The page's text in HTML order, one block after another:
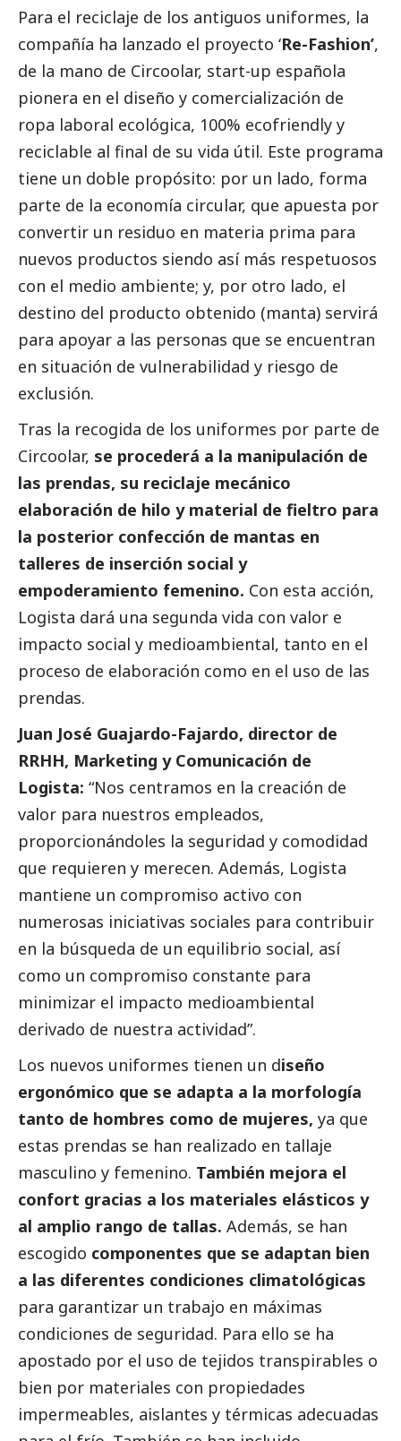
Para el reciclaje de los antiguos uniformes, la
compañía ha lanzado el proyecto ‘Re-Fashion’,
de la mano de Circoolar, start-up española
pionera en el diseño y comercialización de
ropa laboral ecológica, 100% ecofriendly y
reciclable al final de su vida útil. Este programa
tiene un doble propósito: por un lado, forma
parte de la economía circular, que apuesta por
convertir un residuo en materia prima para
nuevos productos siendo así más respetuosos
con el medio ambiente; y, por otro lado, el
destino del producto obtenido (manta) servirá
para apoyar a las personas que se encuentran
en situación de vulnerabilidad y riesgo de
exclusión.
Tras la recogida de los uniformes por parte de
Circoolar, se procederá a la manipulación de
las prendas, su reciclaje mecánico
elaboración de hilo y material de fieltro para
la posterior confección de mantas en
talleres de inserción social y
empoderamiento femenino. Con esta acción,
Logista dará una segunda vida con valor e
impacto social y medioambiental, tanto en el
proceso de elaboración como en el uso de las
prendas.
Juan José Guajardo-Fajardo, director de
RRHH, Marketing y Comunicación de
Logista: “Nos centramos en la creación de
valor para nuestros empleados,
proporcionándoles la seguridad y comodidad
que requieren y merecen. Además, Logista
mantiene un compromiso activo con
numerosas iniciativas sociales para contribuir
en la búsqueda de un equilibrio social, así
como un compromiso constante para
minimizar el impacto medioambiental
derivado de nuestra actividad”.
Los nuevos uniformes tienen un diseño
ergonómico que se adapta a la morfología
tanto de hombres como de mujeres, ya que
estas prendas se han realizado en tallaje
masculino y femenino. También mejora el
confort gracias a los materiales elásticos y
al amplio rango de tallas. Además, se han
escogido componentes que se adaptan bien
a las diferentes condiciones climatológicas
para garantizar un trabajo en máximas
condiciones de seguridad. Para ello se ha
apostado por el uso de tejidos transpirables o
bien por materiales con propiedades
impermeables, aislantes y térmicas adecuadas